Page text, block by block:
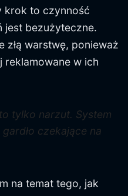
krok to czynność
jest bezużyteczne.
złą warstwę, ponieważ
reklamowane w ich
tylko narzut. System
czekające na
na temat tego, jak